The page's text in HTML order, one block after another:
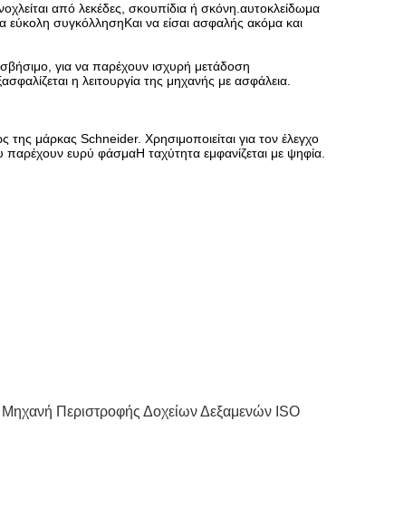
από λεκέδες, σκουπίδια ή σκόνη.αυτοκλείδωμα
εύκολη συγκόλλησηΚαι να είσαι ασφαλής ακόμα και
σβήσιμο, για να παρέχουν ισχυρή μετάδοση
η λειτουργία της μηχανής με ασφάλεια.
μάρκας Schneider. Χρησιμοποιείται για τον έλεγχο
ευρύ φάσμαΗ ταχύτητα εμφανίζεται με ψηφία.
Μηχανή Περιστροφής Δοχείων Δεξαμενών ISO